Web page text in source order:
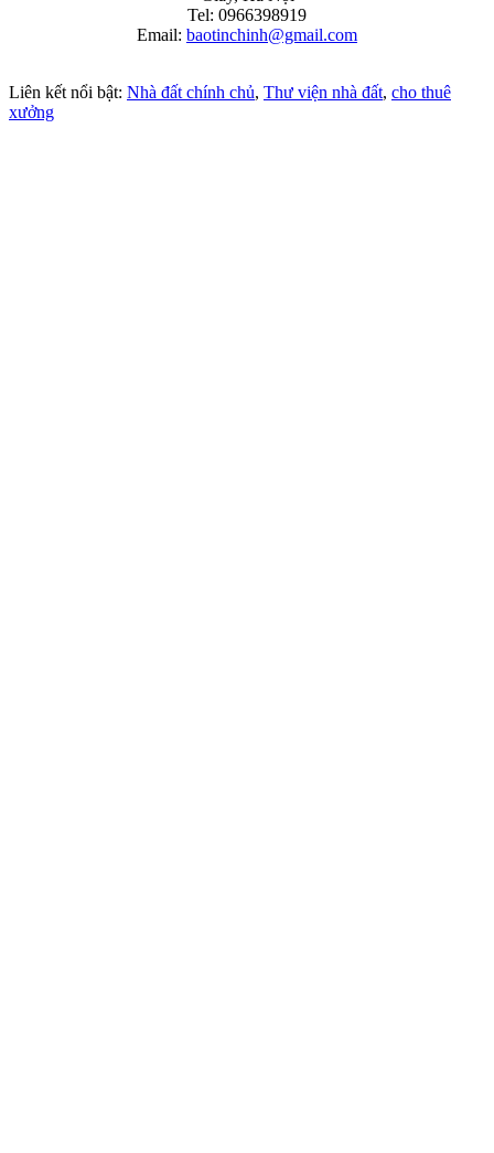
Tel: 0966398919
Email: baotinchinh@gmail.com
Liên kết nổi bật: Nhà đất chính chủ, Thư viện nhà đất, cho thuê
xưởng